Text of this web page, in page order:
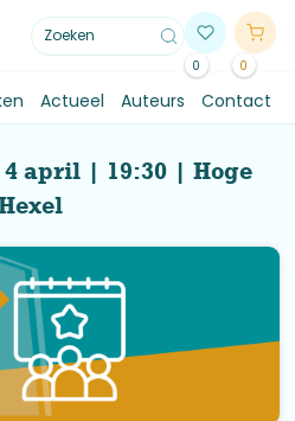
0 0
Actueel Auteurs Contact
april | 19:30 | Hoge